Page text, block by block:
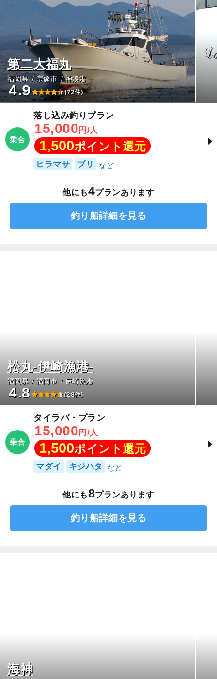
第二大福丸
福岡県 宗像市 神湊港
4.9 (72件)
乗合
落し込み釣りプラン
15,000 円/人
1,500ポイント還元
ヒラマサ ブリ
他にも4プランあります
釣り船詳細を見る
松丸-伊崎漁港-
福岡県 福岡市 伊崎漁港
4.8 (28件)
乗合
タイラバ・プラン
15,000 円/人
1,500ポイント還元
マダイ キジハタ
他にも8プランあります
釣り船詳細を見る
海神